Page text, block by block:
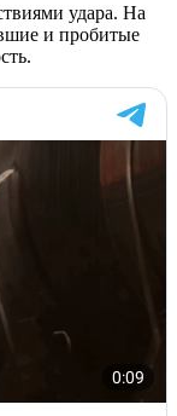
удара. На
и пробитые